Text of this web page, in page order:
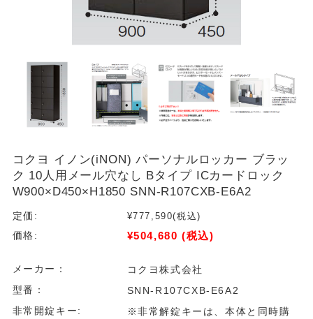
コクヨ イノン(iNON) パーソナルロッカー ブラッ
ク 10人用メール穴なし Bタイプ ICカードロック
W900×D450×H1850 SNN-R107CXB-E6A2
定価: ¥777,590(税込)
価格:
¥504,680 (税込)
メーカー：
コクヨ株式会社
型番：
SNN-R107CXB-E6A2
非常開錠キー:
※非常解錠キーは、本体と同時購